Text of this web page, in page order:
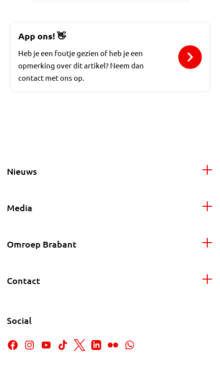
App ons!👋
Heb je een foutje gezien of heb je een
opmerking over dit artikel? Neem dan
contact met ons op.
Nieuws
Media
Omroep Brabant
Contact
Social